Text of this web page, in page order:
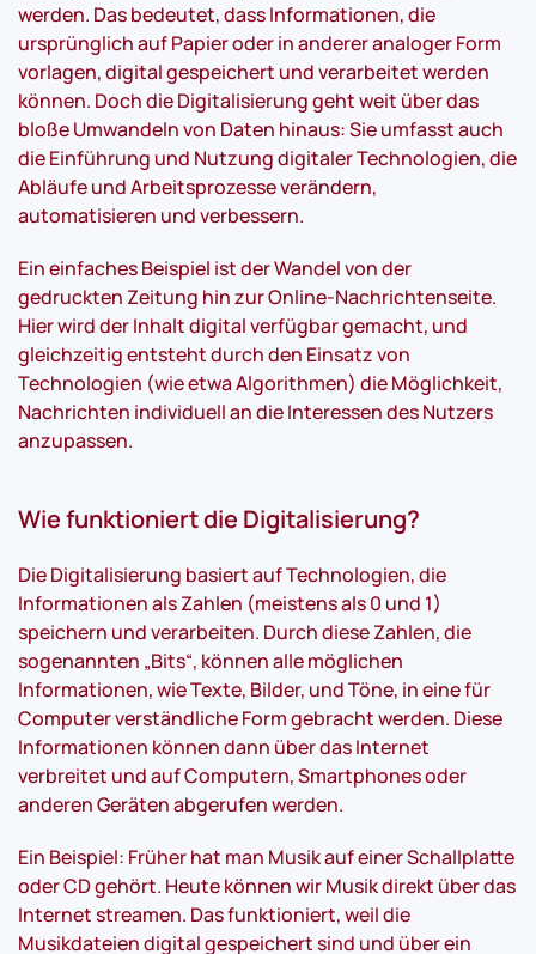
werden. Das bedeutet, dass Informationen, die
ursprünglich auf Papier oder in anderer analoger Form
vorlagen, digital gespeichert und verarbeitet werden
können. Doch die Digitalisierung geht weit über das
bloße Umwandeln von Daten hinaus: Sie umfasst auch
die Einführung und Nutzung digitaler Technologien, die
Abläufe und Arbeitsprozesse verändern,
automatisieren und verbessern.
Ein einfaches Beispiel ist der Wandel von der
gedruckten Zeitung hin zur Online-Nachrichtenseite.
Hier wird der Inhalt digital verfügbar gemacht, und
gleichzeitig entsteht durch den Einsatz von
Technologien (wie etwa Algorithmen) die Möglichkeit,
Nachrichten individuell an die Interessen des Nutzers
anzupassen.
Wie funktioniert die Digitalisierung?
Die Digitalisierung basiert auf Technologien, die
Informationen als Zahlen (meistens als 0 und 1)
speichern und verarbeiten. Durch diese Zahlen, die
sogenannten „Bits“, können alle möglichen
Informationen, wie Texte, Bilder, und Töne, in eine für
Computer verständliche Form gebracht werden. Diese
Informationen können dann über das Internet
verbreitet und auf Computern, Smartphones oder
anderen Geräten abgerufen werden.
Ein Beispiel: Früher hat man Musik auf einer Schallplatte
oder CD gehört. Heute können wir Musik direkt über das
Internet streamen. Das funktioniert, weil die
Musikdateien digital gespeichert sind und über ein